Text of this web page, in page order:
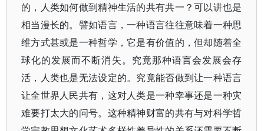
的，人类如何做到精神生活的共有共一？可以讲也是
相当漫长的。譬如语言，一种语言往往意味着一种思
维方式甚或是一种哲学，它是有价值的，但却随着全
球化的发展而不断消失。究竟那种语言会发展会存
活，人类也是无法设定的。究竟能否做到让一种语言
让全世界人民共有，这对人类是一种幸事还是一种灾
难要打太大的问号。这种精神财富的共有与对科学哲